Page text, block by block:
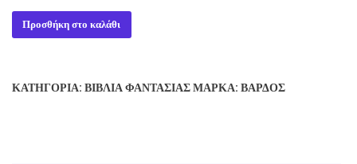
WAY
OF
-
Προσθήκη στο καλάθι
ΚΑΤΗΓΟΡΊΑ: ΒΙΒΛΊΑ ΦΑΝΤΑΣΊΑΣΜΆΡΚΑ: ΒΆΡΔΟΣ